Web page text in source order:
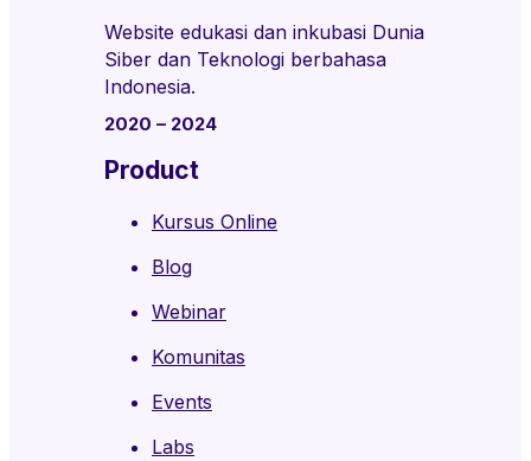
Website edukasi dan inkubasi Dunia
Siber dan Teknologi berbahasa
Indonesia.
2020 – 2024
Product
Kursus Online
Blog
Webinar
Komunitas
Events
Labs